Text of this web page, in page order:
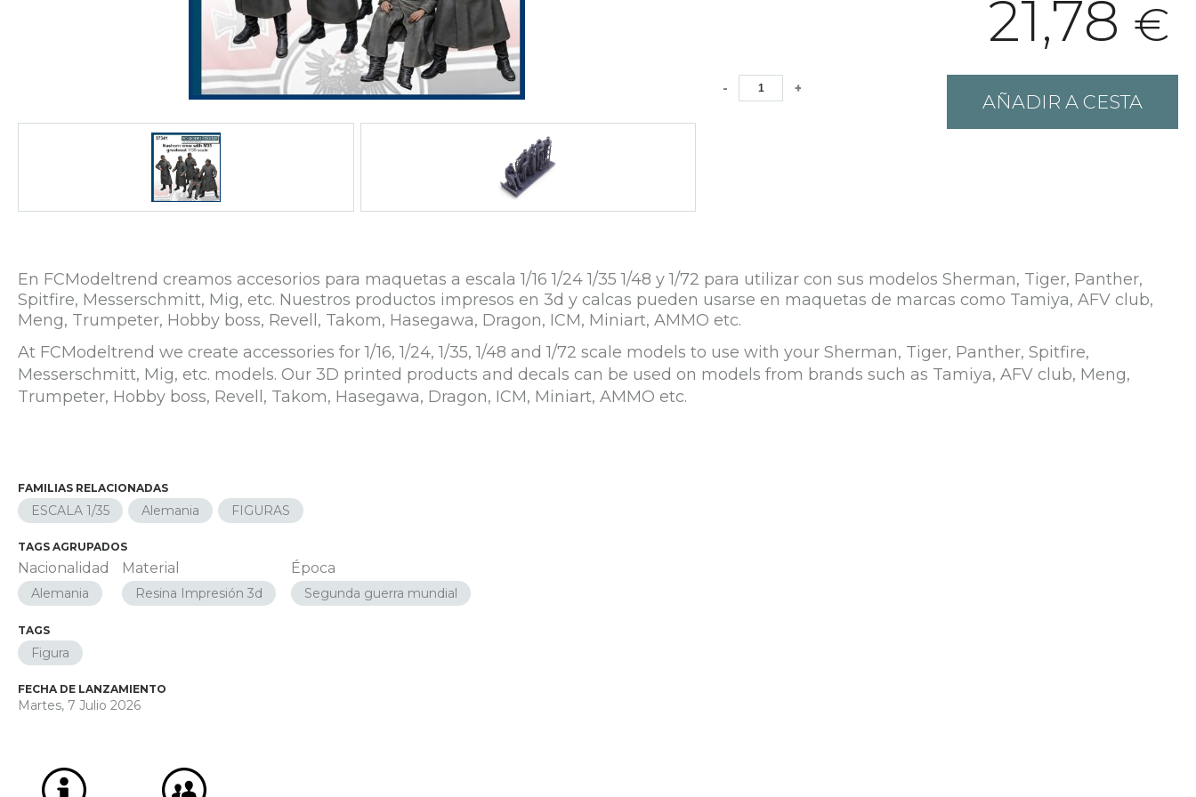
21,78 €
- +
AÑADIR A CESTA
En FCModeltrend creamos accesorios para maquetas a escala 1/16 1/24 1/35 1/48 y 1/72 para utilizar con sus modelos Sherman, Tiger, Panther,
Spitfire, Messerschmitt, Mig, etc. Nuestros productos impresos en 3d y calcas pueden usarse en maquetas de marcas como Tamiya, AFV club,
Meng, Trumpeter, Hobby boss, Revell, Takom, Hasegawa, Dragon, ICM, Miniart, AMMO etc.
At FCModeltrend we create accessories for 1/16, 1/24, 1/35, 1/48 and 1/72 scale models to use with your Sherman, Tiger, Panther, Spitfire,
Messerschmitt, Mig, etc. models. Our 3D printed products and decals can be used on models from brands such as Tamiya, AFV club, Meng,
Trumpeter, Hobby boss, Revell, Takom, Hasegawa, Dragon, ICM, Miniart, AMMO etc.
FAMILIAS RELACIONADAS
ESCALA 1/35 Alemania FIGURAS
TAGS AGRUPADOS
Nacionalidad
Alemania
Material
Resina Impresión 3d
Época
Segunda guerra mundial
TAGS
Figura
FECHA DE LANZAMIENTO
Martes, 7 Julio 2026